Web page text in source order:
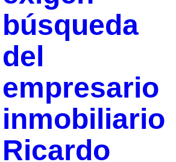
búsqueda
del
empresario
inmobiliario
Ricardo